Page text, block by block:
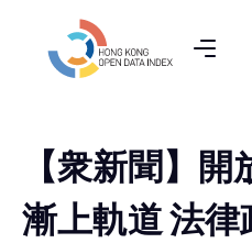
【衆新聞】
漸上軌道 法